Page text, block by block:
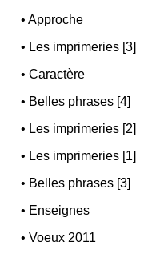
•Approche
• Les imprimeries [3]
•Caractère
• Belles phrases [4]
• Les imprimeries [2]
• Les imprimeries [1]
• Belles phrases [3]
• Enseignes
•Voeux 2011